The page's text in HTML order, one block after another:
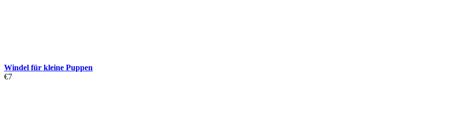
Windel für kleine Puppen
€7